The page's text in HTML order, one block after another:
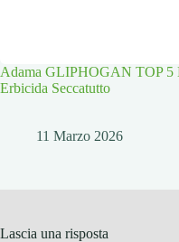
Adama GLIPHOGAN TOP 5
Erbicida Seccatutto
11 Marzo 2026
Lascia una risposta